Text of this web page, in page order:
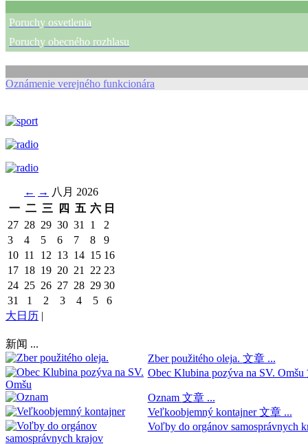
Poruchy osvetlenia
Poruchy obecného rozhlasu
Oznámenie verejného funkcionára
← → 八月 2026
一 二 三 四 五 六 日
27 28 29 30 31 1
2
3
4 5 6 7 8
9
10 11 12 13 14 15 16
17 18 19 20 21 22 23
24 25 26 27 28 29 30
31
1 2 3 4 5
6
大日历 |
新闻 ...
Zber použitého oleja. 文章 ...
Obec Klubina pozýva na SV. Omšu
Oznam 文章 ...
Veľkoobjemný kontajner文章 ...
Voľby do orgánov samosprávnych